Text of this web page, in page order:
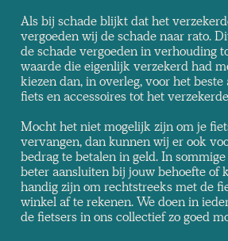
Als bij schade blijkt dat het
vergoeden wij de schade naar rato.
de schade vergoeden in verhouding
waarde die eigenlijk verzekerd had
kiezen dan, in overleg, voor het
fiets en accessoires tot het
Mocht het niet mogelijk zijn om je
vervangen, dan kunnen wij er ook
bedrag te betalen in geld. In
beter aansluiten bij jouw behoefte of
handig zijn om rechtstreeks met de
winkel af te rekenen. We doen in
de fietsers in ons collectief zo goed